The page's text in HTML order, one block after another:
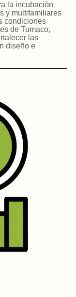
la incubación
y multifamiliares
condiciones
de Tumaco,
las
diseño e